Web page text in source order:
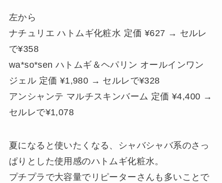
左から
ナチュリエ ハトムギ化粧水 定価 ¥627 → セルレ
で¥358
wa*so*sen ハトムギ＆ヘパリン オールインワン
ジェル 定価 ¥1,980 → セルレで¥328
アンシャンテ マルチスキンバーム 定価 ¥4,400 →
セルレで¥1,078
夏になると使いたくなる、シャバシャバ系のさっ
ぱりとした使用感のハトムギ化粧水。
プチプラで大容量でリピーターさんも多いことで